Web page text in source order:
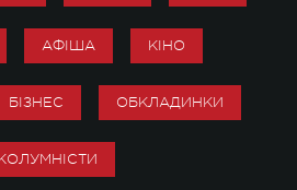
АФІША КІНО
БІЗНЕС ОБКЛАДИНКИ